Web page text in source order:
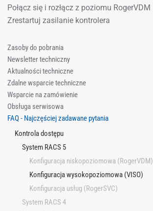
Zasoby do pobrania
Newsletter techniczny
Aktualności techniczne
Zdalne wsparcie techniczne
Wsparcie na zamówienie
Obsługa serwisowa
FAQ - Najczęściej zadawane pytania
Kontrola dostępu
System RACS 5
Konfiguracja niskopoziomowa (RogerVDM)
Konfiguracja wysokopoziomowa (VISO)
Konfiguracja usług (RogerSVC)
System RACS 4
Połącz się i rozłącz z poziomu RogerVDM
Zrestartuj zasilanie kontrolera